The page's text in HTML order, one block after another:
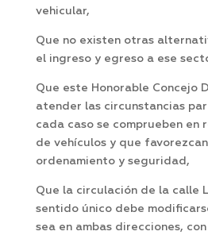
vehicular,
Que no existen otras
el ingreso y egreso a ese
Que este Honorable Concejo
atender las circunstancias
cada caso se comprueben en
de vehículos y que
ordenamiento y seguridad,
Que la circulación de la calle
sentido único debe
sea en ambas direcciones,